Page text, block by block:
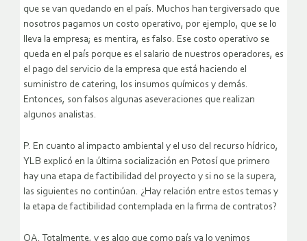
que se van quedando en el país. Muchos han tergiversado que
nosotros pagamos un costo operativo, por ejemplo, que se lo
lleva la empresa; es mentira, es falso. Ese costo operativo se
queda en el país porque es el salario de nuestros operadores, es
el pago del servicio de la empresa que está haciendo el
suministro de catering, los insumos químicos y demás.
Entonces, son falsos algunas aseveraciones que realizan
algunos analistas.
P. En cuanto al impacto ambiental y el uso del recurso hídrico,
YLB explicó en la última socialización en Potosí que primero
hay una etapa de factibilidad del proyecto y si no se la supera,
las siguientes no continúan. ¿Hay relación entre estos temas y
la etapa de factibilidad contemplada en la firma de contratos?
OA. Totalmente, y es algo que como país ya lo venimos